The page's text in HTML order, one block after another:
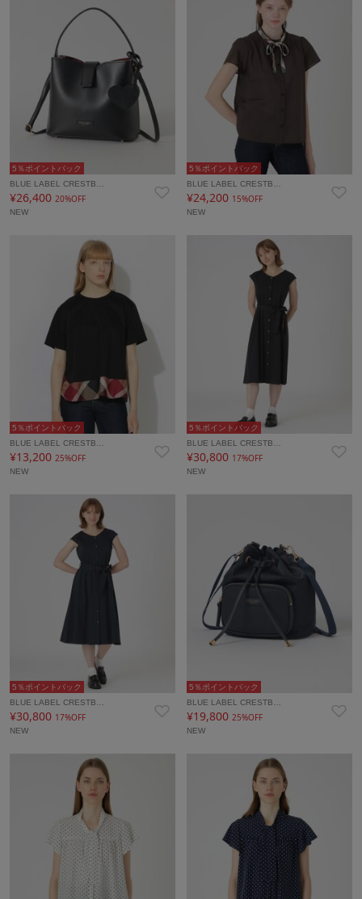
5％ポイントバック
BLUE LABEL CRESTB…
¥26,400 20%OFF
NEW
5％ポイントバック
BLUE LABEL CRESTB…
¥24,200 15%OFF
NEW
5％ポイントバック
BLUE LABEL CRESTB…
¥13,200 25%OFF
NEW
5％ポイントバック
BLUE LABEL CRESTB…
¥30,800 17%OFF
NEW
5％ポイントバック
BLUE LABEL CRESTB…
¥30,800 17%OFF
NEW
5％ポイントバック
BLUE LABEL CRESTB…
¥19,800 25%OFF
NEW